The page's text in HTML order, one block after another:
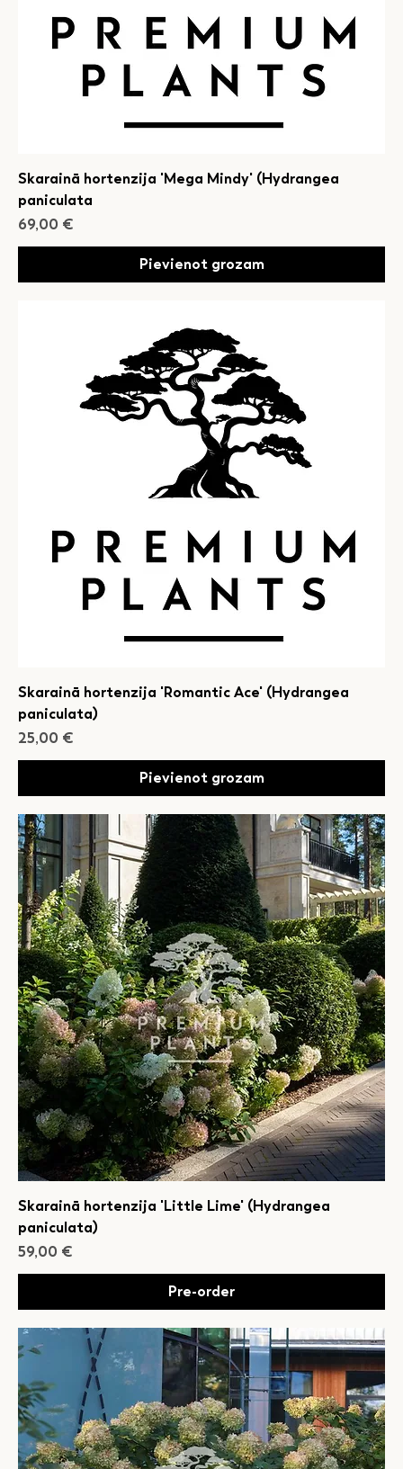
Skarainā hortenzija 'Mega Mindy' (Hydrangea
paniculata
Cena
69,00 €
Pievienot grozam
Skarainā hortenzija 'Romantic Ace' (Hydrangea
paniculata)
Cena
25,00 €
Pievienot grozam
Skarainā hortenzija 'Little Lime' (Hydrangea
paniculata)
Cena
59,00 €
Pre-order